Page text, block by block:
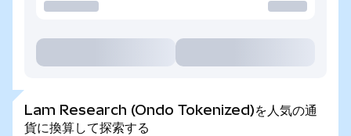
Lam Research (Ondo Tokenized)を人気の通
貨に換算して探索する